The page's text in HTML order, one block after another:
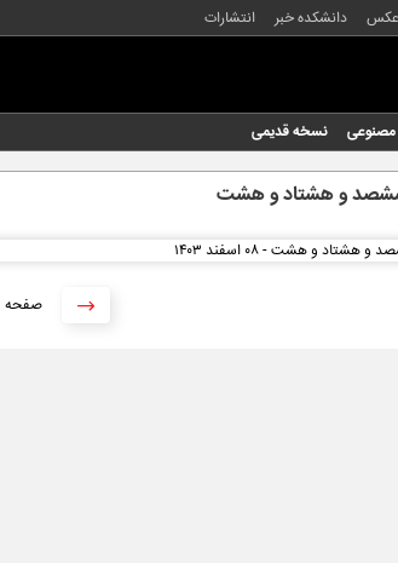
عکس دانشکده خبر انتشارات
نسخه قدیمی
و هشتاد و هشت